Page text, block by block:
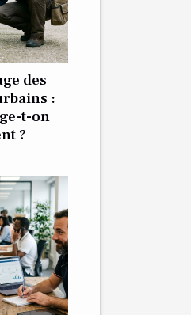
des
:
t-on
?